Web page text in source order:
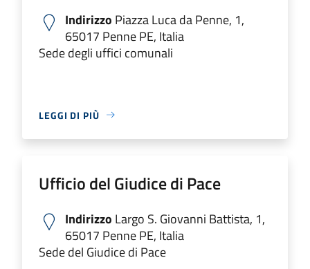
Indirizzo Piazza Luca da Penne, 1,
65017 Penne PE, Italia
Sede degli uffici comunali
LEGGI DI PIÙ
Ufficio del Giudice di Pace
Indirizzo Largo S. Giovanni Battista, 1,
65017 Penne PE, Italia
Sede del Giudice di Pace